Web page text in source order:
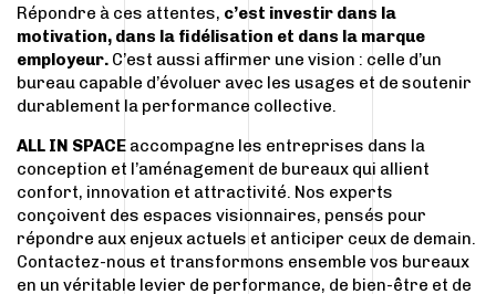
Répondre à ces attentes, c’est investir dans la
motivation, dans la fidélisation et dans la marque
employeur. C’est aussi affirmer une vision : celle d’un
bureau capable d’évoluer avec les usages et de soutenir
durablement la performance collective.
ALL IN SPACE accompagne les entreprises dans la
conception et l’aménagement de bureaux qui allient
confort, innovation et attractivité. Nos experts
conçoivent des espaces visionnaires, pensés pour
répondre aux enjeux actuels et anticiper ceux de demain.
Contactez-nous et transformons ensemble vos bureaux
en un véritable levier de performance, de bien-être et de